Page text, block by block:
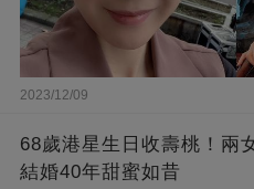
2023/12/09
68歲港星生日收壽桃！兩
結婚40年甜蜜如昔